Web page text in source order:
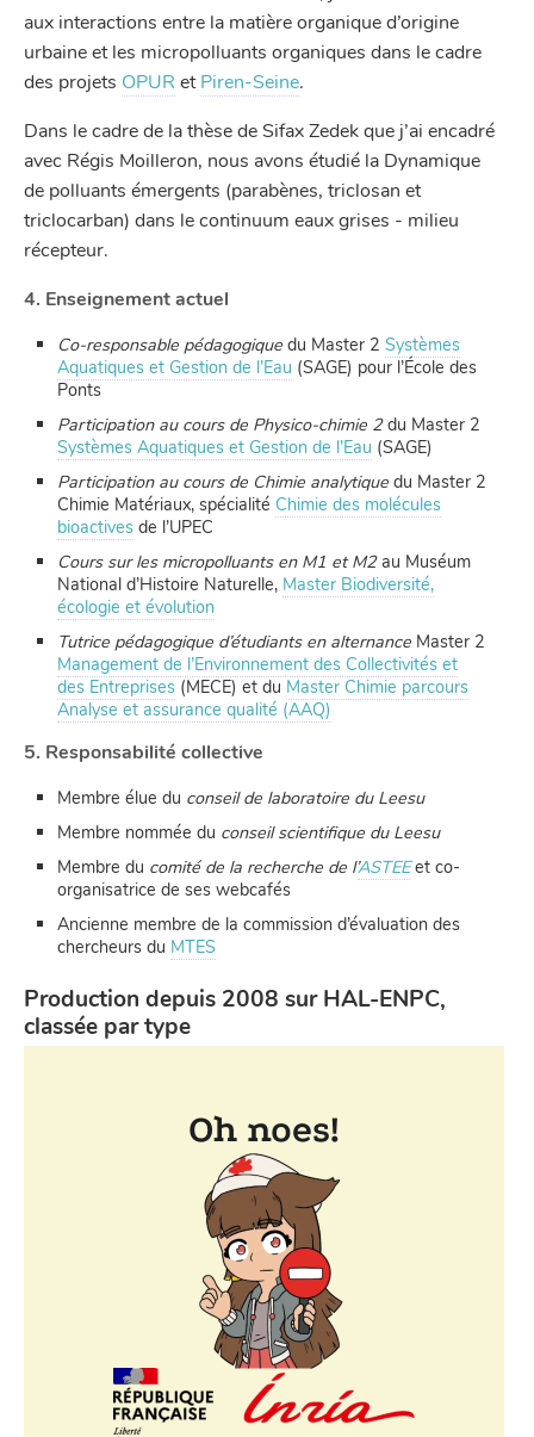
aux interactions entre la matière organique d’origine
urbaine et les micropolluants organiques dans le cadre
des projets OPUR etPiren-Seine.
Dans le cadre de la thèse de Sifax Zedek que j’ai encadré
avec Régis Moilleron, nous avons étudié la Dynamique
de polluants émergents (parabènes, triclosan et
triclocarban) dans le continuum eaux grises - milieu
récepteur.
4. Enseignement actuel
Co-responsable pédagogique du Master 2Systèmes
Aquatiques et Gestion de l’Eau (SAGE) pour l’École des
Ponts
Participation au cours de Physico-chimie 2du Master 2
Systèmes Aquatiques et Gestion de l’Eau (SAGE)
Participation au cours de Chimie analytique du Master 2
Chimie Matériaux, spécialité Chimie des molécules
bioactives de l’UPEC
Cours sur les micropolluants en M1 et M2au Muséum
National d’Histoire Naturelle, Master Biodiversité,
écologie et évolution
Tutrice pédagogique d’étudiants en alternance Master 2
Management de l’Environnement des Collectivités et
des Entreprises (MECE) et du Master Chimie parcours
Analyse et assurance qualité (AAQ)
5. Responsabilité collective
Membre élue du conseil de laboratoire du Leesu
Membre nommée du conseil scientifique du Leesu
Membre du comité de la recherche de l’ASTEEet co-
organisatrice de ses webcafés
Ancienne membre de la commission d’évaluation des
chercheurs du MTES
Production depuis 2008 sur HAL-ENPC,
classée par type